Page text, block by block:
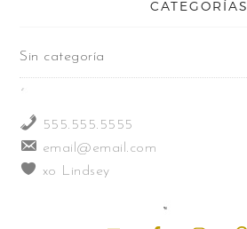
CATEGORÍAS
Sin categoría
555.555.5555
email@email.com
xo Lindsey